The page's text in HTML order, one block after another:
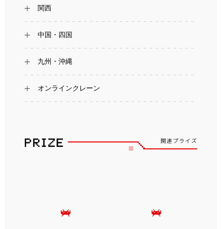
関西
中国・四国
九州・沖縄
オンラインクレーン
関連プライズ